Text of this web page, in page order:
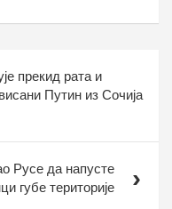
прекид рата и
Путин из Сочија
Русе да напусте
губе територије